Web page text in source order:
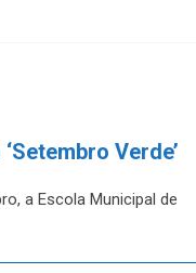
Verde’
a Escola Municipal de